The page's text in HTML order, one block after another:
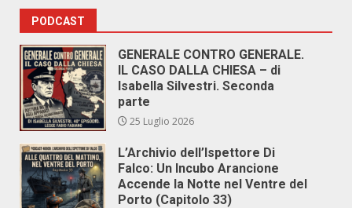
PODCAST
GENERALE CONTRO GENERALE.
IL CASO DALLA CHIESA – di
Isabella Silvestri. Seconda
parte
25 Luglio 2026
L’Archivio dell’Ispettore Di
Falco: Un Incubo Arancione
Accende la Notte nel Ventre del
Porto (Capitolo 33)